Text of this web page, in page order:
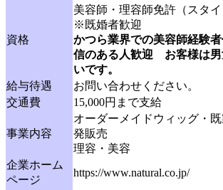
資格
美容師・理容師免許（スタ
※既婚者歓迎
かつら業界での美容師経験
信のある人歓迎 お客様は男
いです。
給与待遇
お問い合わせください。
交通費
15,000円まで支給
事業内容
オーダーメイドウィッグ・
発販売
理容・美容
企業ホーム
ページ
https://www.natural.co.jp/